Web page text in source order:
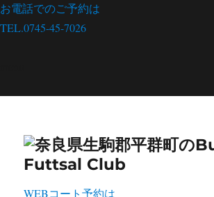
お電話でのご予約は
TEL.0745-45-7026
WEBコート予約は